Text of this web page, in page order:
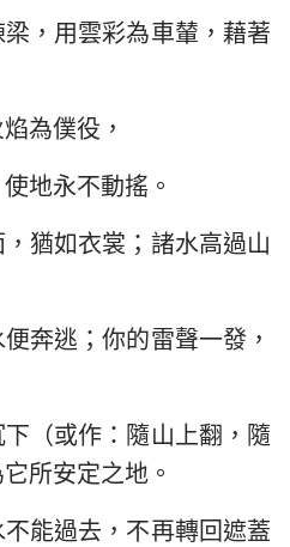
雅歌
阿摩司書
西番雅書
撒迦利亞書
，用雲彩為車輦，藉著
為僕役，
地永不動搖。
猶如衣裳；諸水高過山
奔逃；你的雷聲一發，
（或作：隨山上翻，隨
所安定之地。
能過去，不再轉回遮蓋